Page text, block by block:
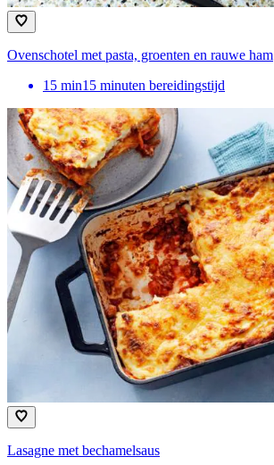
Ovenschotel met pasta, groenten en rauwe ham
15 min15 minuten bereidingstijd
Lasagne met bechamelsaus